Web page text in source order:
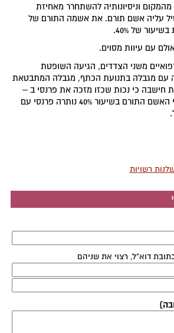
מהמקום וניסיונותיה להשתחרר מאחיזת
עליה אשם תורם. את אשמה התורם של
של 40%.
עם עיוות מסוים.
משני הצדדים, הגיעה השופטת
עם מגבלה בתנועת הכתף, מגבלה המתבטאת
השופטת חישבה כי נכות שכזו מזכה את פרנסי ב –
171,500 שקל. לאחר ניכוי האשם התורם בשיעור 40% נותרה פרנסי עם
רשויות
דוא"ל, רצוי את שניהם